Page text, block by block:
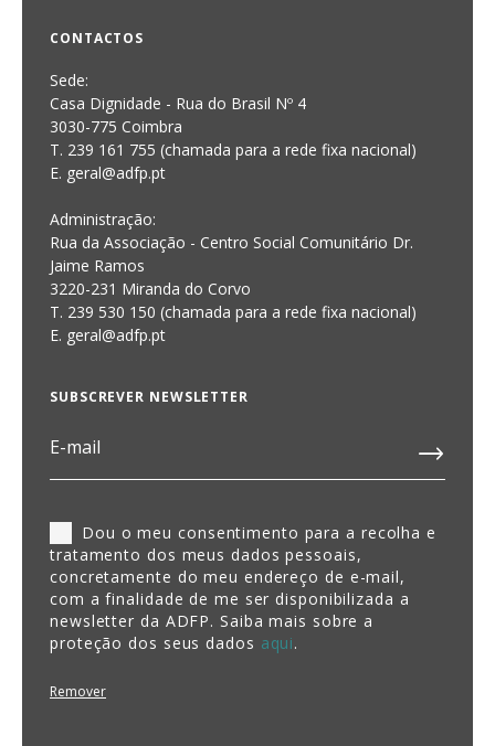
CONTACTOS
Sede:
Casa Dignidade - Rua do Brasil Nº 4
3030-775 Coimbra
T. 239 161 755 (chamada para a rede fixa nacional)
E. geral@adfp.pt
Administração:
Rua da Associação - Centro Social Comunitário Dr.
Jaime Ramos
3220-231 Miranda do Corvo
T. 239 530 150 (chamada para a rede fixa nacional)
E. geral@adfp.pt
SUBSCREVER NEWSLETTER
Dou o meu consentimento para a recolha e
tratamento dos meus dados pessoais,
concretamente do meu endereço de e-mail,
com a finalidade de me ser disponibilizada a
newsletter da ADFP. Saiba mais sobre a
proteção dos seus dados aqui.
Remover